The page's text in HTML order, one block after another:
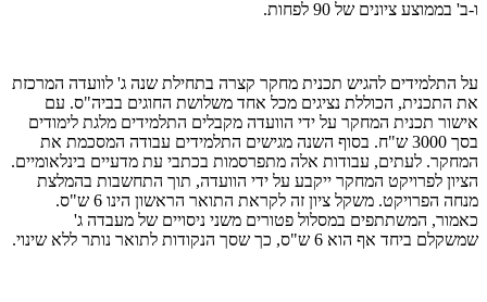
ו-ב' בממוצע ציונים של 90 לפחות.
על התלמידים להגיש תכנית מחקר קצרה בתחילת שנה ג' לוועדה המרכזת
את התכנית, הכוללת נציגים מכל אחד משלושת החוגים בביה"ס. עם
אישור תכנית המחקר על ידי הוועדה מקבלים התלמידים מלגת לימודים
בסך 3000 ש"ח. בסוף השנה מגישים התלמידים עבודה המסכמת את
המחקר. לעתים, עבודות אלה מתפרסמות בכתבי עת מדעיים בינלאומיים.
הציון לפרויקט המחקר ייקבע על ידי הוועדה, תוך התחשבות בהמלצת
מנחה הפרויקט. משקל ציון זה לקראת התואר הראשון הינו 6 ש"ס.
כאמור, המשתתפים במסלול פטורים משני ניסויים של מעבדה ג'
שמשקלם ביחד אף הוא 6 ש"ס, כך שסך הנקודות לתואר נותר ללא שינוי.